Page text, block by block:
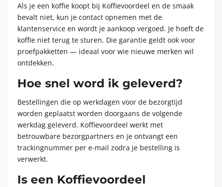
Als je een koffie koopt bij Koffievoordeel en de smaak
bevalt niet, kun je contact opnemen met de
klantenservice en wordt je aankoop vergoed. Je hoeft de
koffie niet terug te sturen. Die garantie geldt ook voor
proefpakketten — ideaal voor wie nieuwe merken wil
ontdekken.
Hoe snel word ik geleverd?
Bestellingen die op werkdagen voor de bezorgtijd
worden geplaatst worden doorgaans de volgende
werkdag geleverd. Koffievoordeel werkt met
betrouwbare bezorgpartners en je ontvangt een
trackingnummer per e-mail zodra je bestelling is
verwerkt.
Is een Koffievoordeel